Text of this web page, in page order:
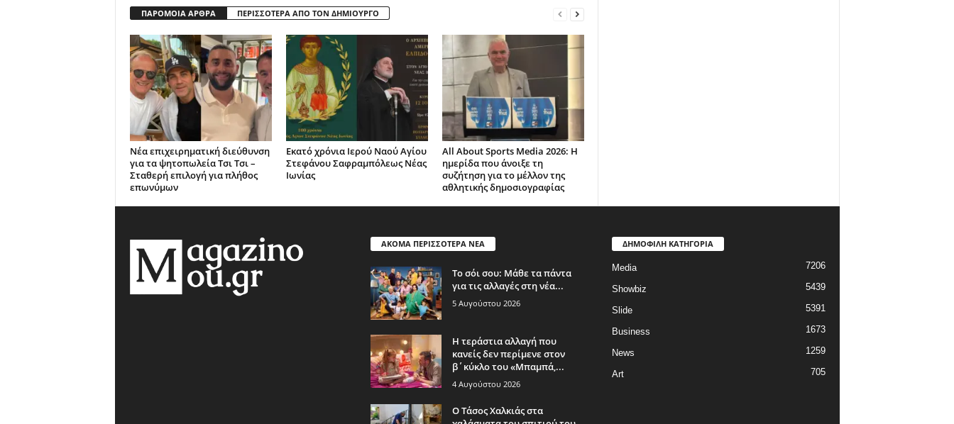
ΠΑΡΟΜΟΙΑ ΑΡΘΡΑ ΠΕΡΙΣΣΟΤΕΡΑ ΑΠΟ ΤΟΝ ΔΗΜΙΟΥΡΓΟ
Νέα επιχειρηματική διεύθυνση
για τα ψητοπωλεία Τσι Τσι –
Σταθερή επιλογή για πλήθος
επωνύμων
Εκατό χρόνια Ιερού Ναού Αγίου
Στεφάνου Σαφραμπόλεως Νέας
Ιωνίας
All About Sports Media 2026: Η
ημερίδα που άνοιξε τη
συζήτηση για το μέλλον της
αθλητικής δημοσιογραφίας
ΑΚΟΜΑ ΠΕΡΙΣΣΟΤΕΡΑ ΝΕΑ
Το σόι σου: Μάθε τα πάντα
για τις αλλαγές στη νέα...
5 Αυγούστου 2026
Η τεράστια αλλαγή που
κανείς δεν περίμενε στον
β΄κύκλο του «Μπαμπά,...
4 Αυγούστου 2026
Ο Τάσος Χαλκιάς στα
ΔΗΜΟΦΙΛΗ ΚΑΤΗΓΟΡΙΑ
Media 7206
Showbiz 5439
Slide 5391
Business 1673
News 1259
Art 705